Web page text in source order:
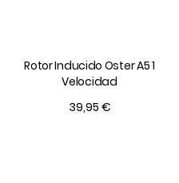
Rotor Inducido Oster A5 1
Velocidad
39,95 €